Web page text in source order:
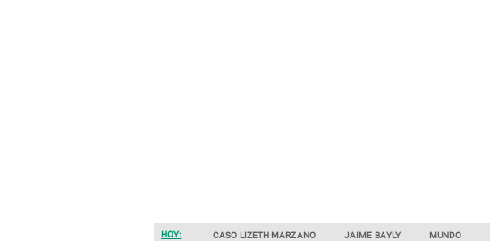
HOY: CASO LIZETH MARZANO JAIME BAYLY MUNDO